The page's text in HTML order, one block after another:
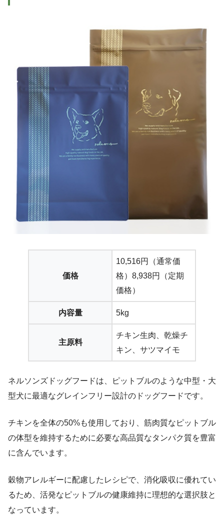
価格
10,516円（通常価
格）8,938円（定期
価格）
内容量 5kg
主原料
チキン生肉、乾燥チ
キン、サツマイモ
ネルソンズドッグフードは、ピットブルのような中型・大
型犬に最適なグレインフリー設計のドッグフードです。
チキンを全体の50%も使用しており、筋肉質なピットブル
の体型を維持するために必要な高品質なタンパク質を豊富
に含んでいます。
穀物アレルギーに配慮したレシピで、消化吸収に優れてい
るため、活発なピットブルの健康維持に理想的な選択肢と
なっています。